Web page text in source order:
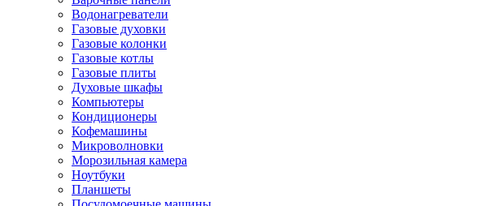
Водонагреватели
Газовые духовки
Газовые колонки
Газовые котлы
Газовые плиты
Духовые шкафы
Компьютеры
Кондиционеры
Кофемашины
Микроволновки
Морозильная камера
Ноутбуки
Планшеты